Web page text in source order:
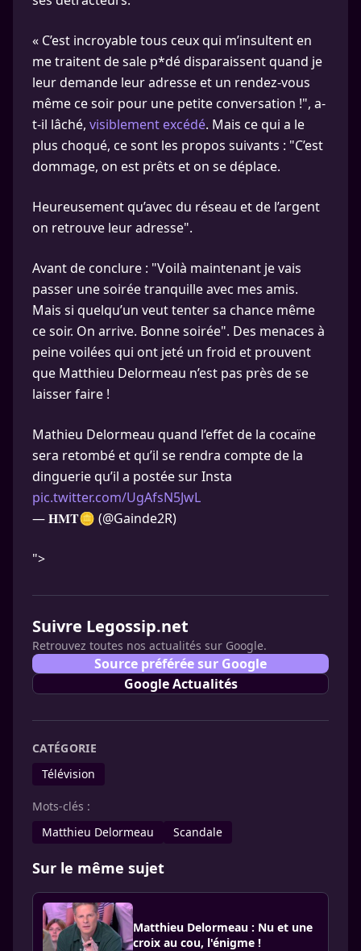
« C’est incroyable tous ceux qui m’insultent en
me traitent de sale p*dé disparaissent quand je
leur demande leur adresse et un rendez-vous
même ce soir pour une petite conversation !", a-
t-il lâché, visiblement excédé. Mais ce qui a le
plus choqué, ce sont les propos suivants : "C’est
dommage, on est prêts et on se déplace.
Heureusement qu’avec du réseau et de l’argent
on retrouve leur adresse".
Avant de conclure : "Voilà maintenant je vais
passer une soirée tranquille avec mes amis.
Mais si quelqu’un veut tenter sa chance même
ce soir. On arrive. Bonne soirée". Des menaces à
peine voilées qui ont jeté un froid et prouvent
que Matthieu Delormeau n’est pas près de se
laisser faire !
Mathieu Delormeau quand l’effet de la cocaïne
sera retombé et qu’il se rendra compte de la
dinguerie qu’il a postée sur Insta
pic.twitter.com/UgAfsN5JwL
— 𝐇𝐌𝐓🪙 (@Gainde2R)
">
Suivre Legossip.net
Retrouvez toutes nos actualités sur Google.
Source préférée sur Google
Google Actualités
CATÉGORIE
Télévision
Mots-clés :
Matthieu Delormeau
Scandale
Sur le même sujet
Matthieu Delormeau : Nu et une
croix au cou, l'énigme !